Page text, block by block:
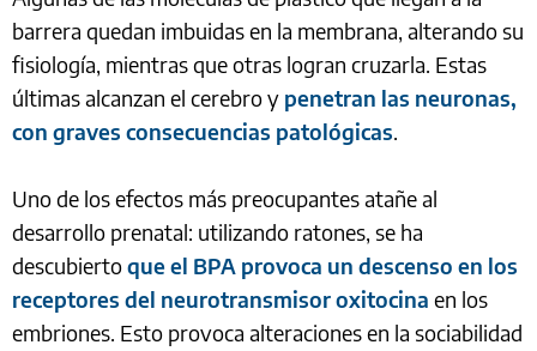
barrera quedan imbuidas en la membrana, alterando su
fisiología, mientras que otras logran cruzarla. Estas
últimas alcanzan el cerebro y penetran las neuronas,
con graves consecuencias patológicas.
Uno de los efectos más preocupantes atañe al
desarrollo prenatal: utilizando ratones, se ha
descubiertoque el BPA provoca un descenso en los
receptores del neurotransmisor oxitocina en los
embriones. Esto provoca alteraciones en la sociabilidad